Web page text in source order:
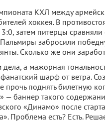
КХЛ между
хоккея. В
затем питерцы
забросили
Сколько же они
а мажорная
фанатский шарф от ветра.
прочь поднять билетную
— баннер такого
«Динамо» после
Проблема есть? Есть.